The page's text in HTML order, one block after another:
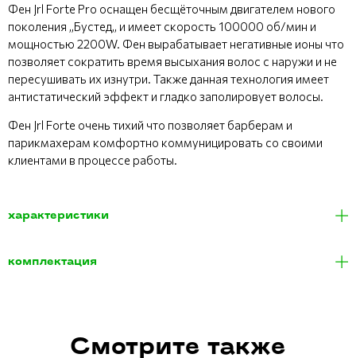
Фен Jrl Forte Pro оснащен бесщёточным двигателем нового
поколения ,,Бустед,, и имеет скорость 100000 об/мин и
мощностью 2200W. Фен вырабатывает негативные ионы что
позволяет сократить время высыхания волос с наружи и не
пересушивать их изнутри. Также данная технология имеет
антистатический эффект и гладко заполировует волосы.
Фен Jrl Forte очень тихий что позволяет барберам и
парикмахерам комфортно коммуницировать со своими
клиентами в процессе работы.
характеристики
комплектация
Смотрите также